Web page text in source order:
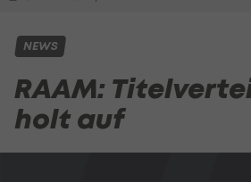
NEWS
RAAM:
holt auf